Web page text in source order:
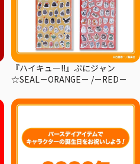
『ハイキュー!!』ぷにジャン
☆SEAL－ORANGE－ /－RED－